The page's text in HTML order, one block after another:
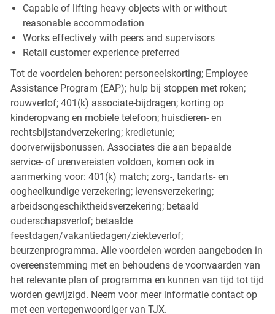
Capable of lifting heavy objects with or without
reasonable accommodation
Works effectively with peers and supervisors
Retail customer experience preferred
Tot de voordelen behoren: personeelskorting; Employee
Assistance Program (EAP); hulp bij stoppen met roken;
rouwverlof; 401(k) associate-bijdragen; korting op
kinderopvang en mobiele telefoon; huisdieren- en
rechtsbijstandverzekering; kredietunie;
doorverwijsbonussen. Associates die aan bepaalde
service- of urenvereisten voldoen, komen ook in
aanmerking voor: 401(k) match; zorg-, tandarts- en
oogheelkundige verzekering; levensverzekering;
arbeidsongeschiktheidsverzekering; betaald
ouderschapsverlof; betaalde
feestdagen/vakantiedagen/ziekteverlof;
beurzenprogramma. Alle voordelen worden aangeboden in
overeenstemming met en behoudens de voorwaarden van
het relevante plan of programma en kunnen van tijd tot tijd
worden gewijzigd. Neem voor meer informatie contact op
met een vertegenwoordiger van TJX.